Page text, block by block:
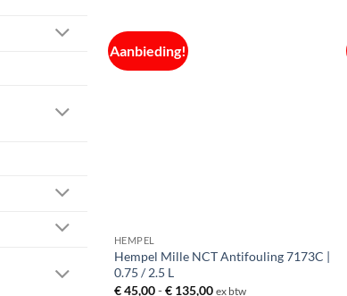
variaties.
Deze
optie
Aanbieding!
HEMPEL
Hempel Mille NCT Antifouling 7173C |
0.75 / 2.5 L
€45,00-€135,00Prijsklasse:
ex btw